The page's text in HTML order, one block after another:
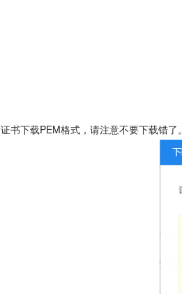
证书下载PEM格式，请注意不要下载错了。